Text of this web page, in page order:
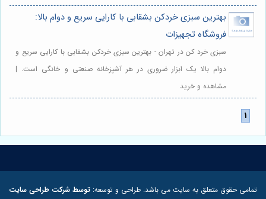
بهترین سبزی خردکن بشقابی با کارایی سریع و دوام بالا:
فروشگاه تجهیزات
سبزی خرد کن در تهران - بهترین سبزی خردکن بشقابی با کارایی سریع و
دوام بالا یک ابزار ضروری در هر آشپزخانه صنعتی و خانگی است. |
مشاهده و خرید
تمامی حقوق متعلق به سایت می باشد. طراحی و توسعه: توسط شرکت طراحی سایت